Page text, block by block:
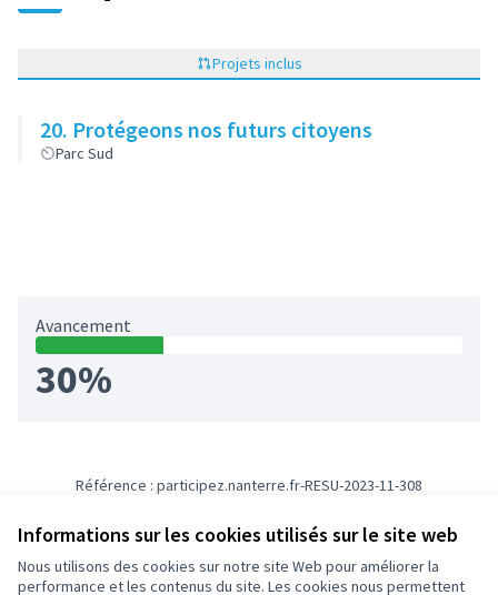
Informations sur les cookies utilisés sur le site web
Nous utilisons des cookies sur notre site Web pour améliorer la
performance et les contenus du site. Les cookies nous permettent
Projets inclus
20. Protégeons nos futurs citoyens
Parc Sud
Avancement
30%
Référence : participez.nanterre.fr-RESU-2023-11-308
Conditions d'utilisation
Paramètres des cookies